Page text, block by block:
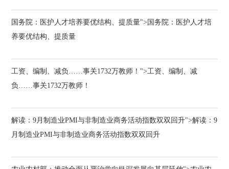
国务院：医护人才培养要优结构、提质量">国务院：医护人才培
养要优结构、提质量
工资、编制、减负……事关1732万教师！">工资、编制、减
负……事关1732万教师！
解读：9月制造业PMI与非制造业商务活动指数双双回升">解读：9
月制造业PMI与非制造业商务活动指数双双回升